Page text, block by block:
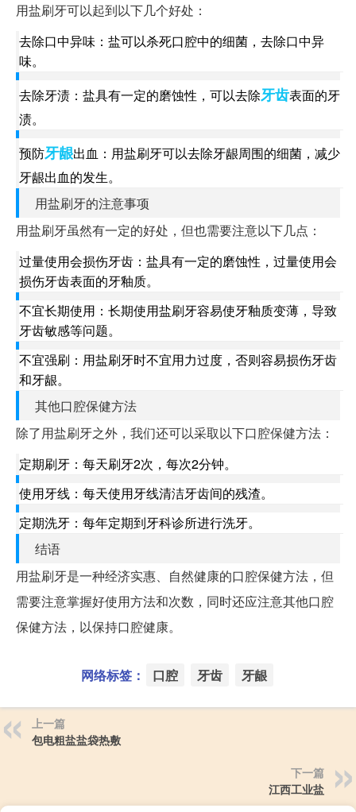
用盐刷牙可以起到以下几个好处：
去除口中异味：盐可以杀死口腔中的细菌，去除口中异
味。
去除牙渍：盐具有一定的磨蚀性，可以去除牙齿表面的牙
渍。
预防牙龈出血：用盐刷牙可以去除牙龈周围的细菌，减少
牙龈出血的发生。
用盐刷牙的注意事项
用盐刷牙虽然有一定的好处，但也需要注意以下几点：
过量使用会损伤牙齿：盐具有一定的磨蚀性，过量使用会
损伤牙齿表面的牙釉质。
不宜长期使用：长期使用盐刷牙容易使牙釉质变薄，导致
牙齿敏感等问题。
不宜强刷：用盐刷牙时不宜用力过度，否则容易损伤牙齿
和牙龈。
其他口腔保健方法
除了用盐刷牙之外，我们还可以采取以下口腔保健方法：
定期刷牙：每天刷牙2次，每次2分钟。
使用牙线：每天使用牙线清洁牙齿间的残渣。
定期洗牙：每年定期到牙科诊所进行洗牙。
结语
用盐刷牙是一种经济实惠、自然健康的口腔保健方法，但
需要注意掌握好使用方法和次数，同时还应注意其他口腔
保健方法，以保持口腔健康。
网络标签： 口腔 牙齿 牙龈
上一篇
包电粗盐盐袋热敷
下一篇
江西工业盐